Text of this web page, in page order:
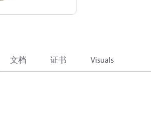
文档 证书 Visuals